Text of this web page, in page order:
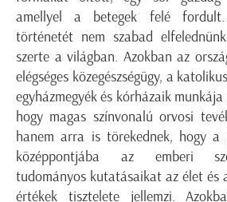
amellyel a betegek felé fordult.
történetét nem szabad
szerte a világban. Azokban az
elégséges közegészségügy, a
egyházmegyék és kórházaik
hogy magas színvonalú orvosi
hanem arra is törekednek, hogy a
középpontjába az emberi
tudományos kutatásaikat az élet és
értékek tisztelete jellemzi.